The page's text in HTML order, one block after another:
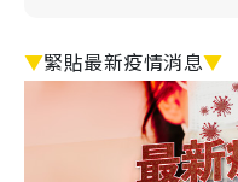
▼緊貼最新疫情消息▼